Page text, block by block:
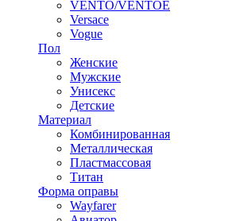
VENTO/VENTOE
Versace
Vogue
Пол
Женские
Мужские
Унисекс
Детские
Материал
Комбинированная
Металлическая
Пластмассовая
Титан
Форма оправы
Wayfarer